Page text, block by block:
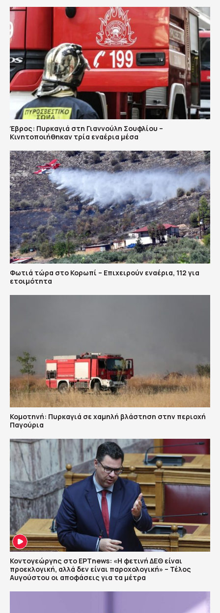
Έβρος: Πυρκαγιά στη Γιαννούλη Σουφλίου –
Κινητοποιήθηκαν τρία εναέρια μέσα
Φωτιά τώρα στο Κορωπί – Επιχειρούν εναέρια, 112 για
ετοιμότητα
Κομοτηνή: Πυρκαγιά σε χαμηλή βλάστηση στην περιοχή
Παγούρια
Κοντογεώργης στο ΕΡΤnews: «Η φετινή ΔΕΘ είναι
προεκλογική, αλλά δεν είναι παροχολογική» – Τέλος
Αυγούστου οι αποφάσεις για τα μέτρα